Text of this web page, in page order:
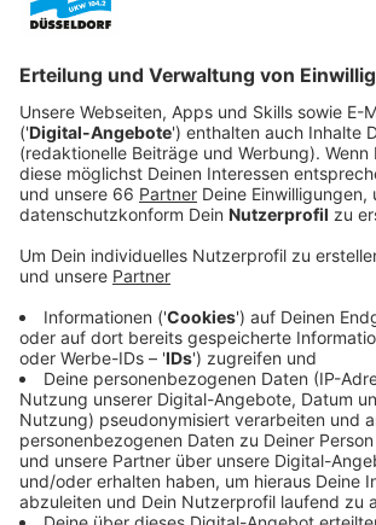
Anzeige
Unter den verfolgten Jedi ist auch
Meister und Freund Obi-Wan Kenobi
Der passt aus seinem selbst
Planeten Tatooine immer noch auf
Doch dann zwingen eine Reihe von
dazu Tatooine und somit sein Versteck
und erneut die Konfrontation mit Vader
Streaming-Dienst: Disney+
Anzeige